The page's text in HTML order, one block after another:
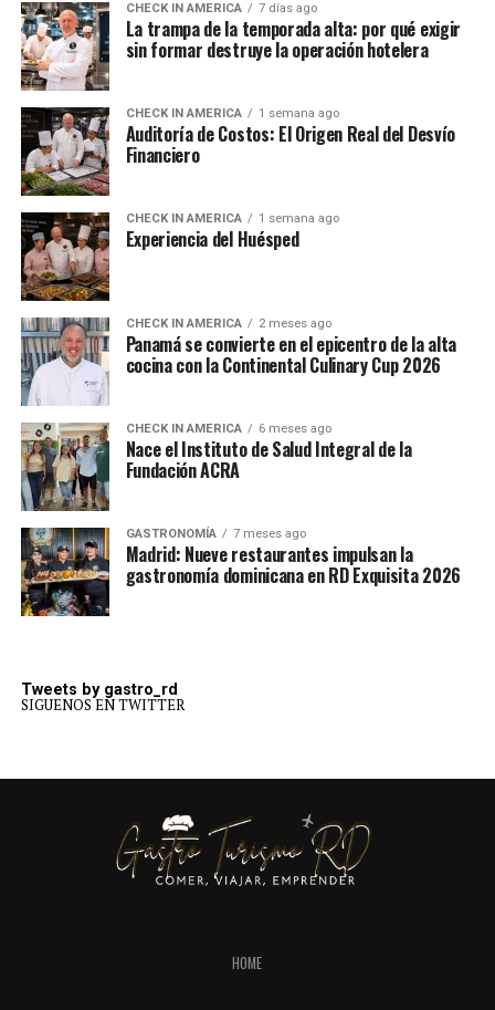
CHECK IN AMERICA 7 días ago
La trampa de la temporada alta: por qué exigir
sin formar destruye la operación hotelera
CHECK IN AMERICA 1 semana ago
Auditoría de Costos: El Origen Real del Desvío
Financiero
CHECK IN AMERICA 1 semana ago
Experiencia del Huésped
CHECK IN AMERICA 2 meses ago
Panamá se convierte en el epicentro de la alta
cocina con la Continental Culinary Cup 2026
CHECK IN AMERICA 6 meses ago
Nace el Instituto de Salud Integral de la
Fundación ACRA
GASTRONOMÍA 7 meses ago
Madrid: Nueve restaurantes impulsan la
gastronomía dominicana en RD Exquisita 2026
Tweets by gastro_rd
SIGUENOS EN TWITTER
HOME